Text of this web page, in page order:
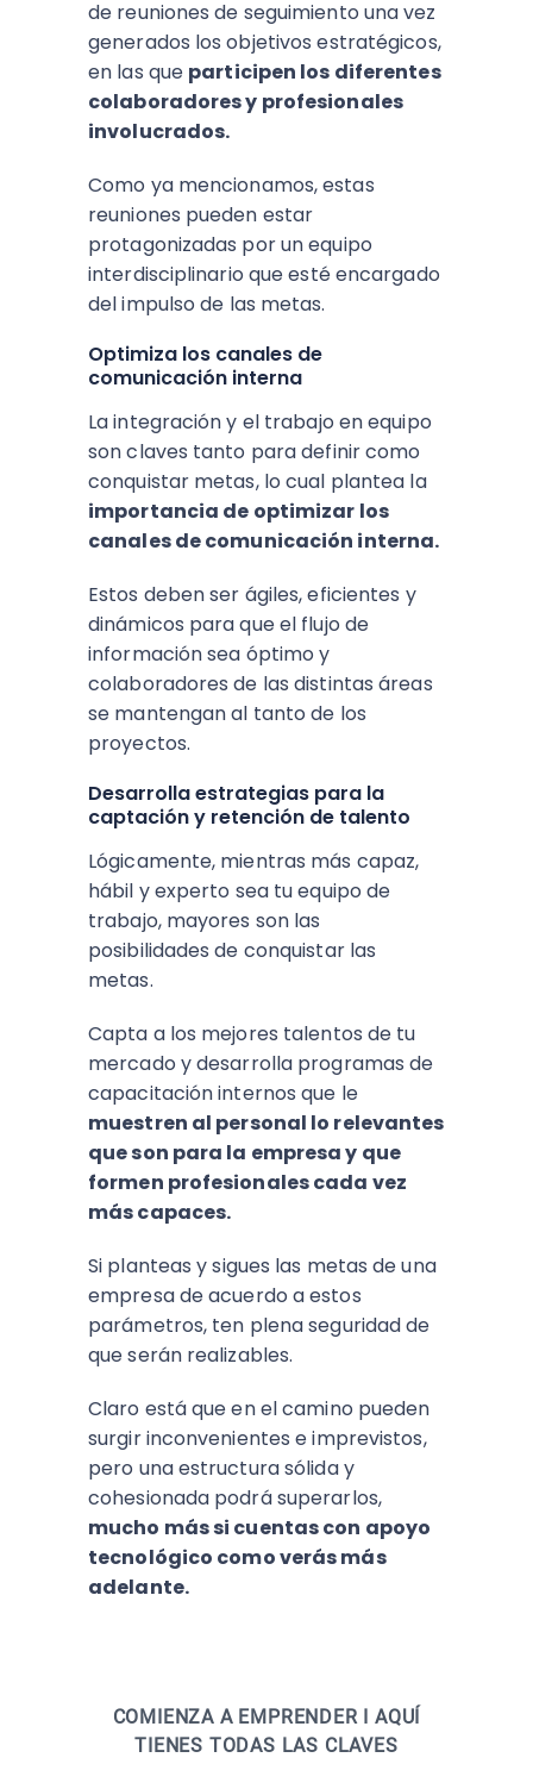
de reuniones de seguimiento una vez
generados los objetivos estratégicos,
en las que participen los diferentes
colaboradores y profesionales
involucrados.
Como ya mencionamos, estas
reuniones pueden estar
protagonizadas por un equipo
interdisciplinario que esté encargado
del impulso de las metas.
Optimiza los canales de
comunicación interna
La integración y el trabajo en equipo
son claves tanto para definir como
conquistar metas, lo cual plantea la
importancia de optimizar los
canales de comunicación interna.
Estos deben ser ágiles, eficientes y
dinámicos para que el flujo de
información sea óptimo y
colaboradores de las distintas áreas
se mantengan al tanto de los
proyectos.
Desarrolla estrategias para la
captación y retención de talento
Lógicamente, mientras más capaz,
hábil y experto sea tu equipo de
trabajo, mayores son las
posibilidades de conquistar las
metas.
Capta a los mejores talentos de tu
mercado y desarrolla programas de
capacitación internos que le
muestren al personal lo relevantes
que son para la empresa y que
formen profesionales cada vez
más capaces.
Si planteas y sigues las metas de una
empresa de acuerdo a estos
parámetros, ten plena seguridad de
que serán realizables.
Claro está que en el camino pueden
surgir inconvenientes e imprevistos,
pero una estructura sólida y
cohesionada podrá superarlos,
mucho más si cuentas con apoyo
tecnológico como verás más
adelante.
COMIENZA A EMPRENDER I AQUÍ
TIENES TODAS LAS CLAVES